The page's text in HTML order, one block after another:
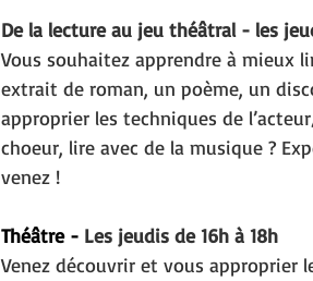
De la lecture au jeu théâtral - les
Vous souhaitez apprendre à mieux
extrait de roman, un poème, un
approprier les techniques de
choeur, lire avec de la musique ?
venez !
Théâtre - Les jeudis de 16h à 18h
Venez découvrir et vous approprier